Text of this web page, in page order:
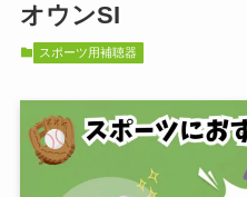
オウンSI
スポーツ用補聴器